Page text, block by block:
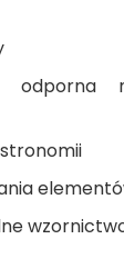
odporna